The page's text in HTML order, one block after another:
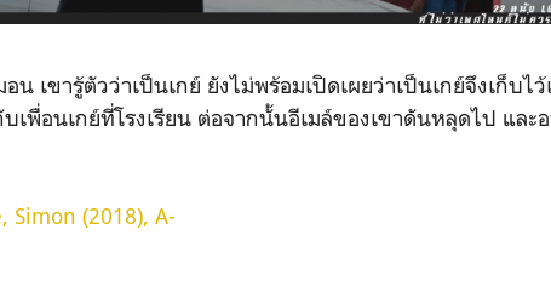
อน เขารู้ตัวว่าเป็นเกย์ ยังไม่พร้อมเปิดเผยว่าเป็นเกย์จึงเก็บ
เพื่อนเกย์ที่โรงเรียน ต่อจากนั้นอีเมล์ของเขาดันหลุดไป และ
Simon (2018), A-